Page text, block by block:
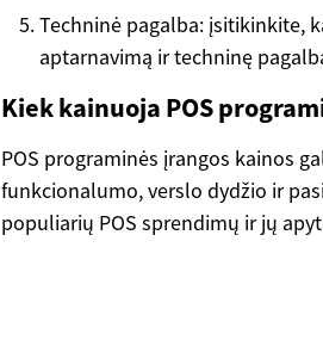
Techninė pagalba: įsitikinkite,
aptarnavimą ir techninę
Kiek kainuoja POS
POS programinės įrangos kainos
funkcionalumo, verslo dydžio ir
populiarių POS sprendimų ir jų